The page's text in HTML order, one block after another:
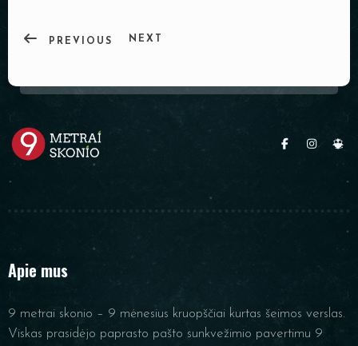
PREVIOUS NEXT
Apie mus
9 metrai skonio – 9 mėnesius kruopščiai kurtas šeimos verslas.
Viskas prasidėjo paprasto pašto sunkvežimio pavertimu 9